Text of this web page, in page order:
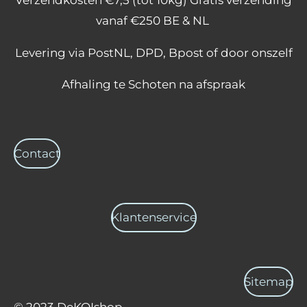
b
o
k
a
g
a
m
s
A
vanaf €250 BE & NL
Levering via PostNL, DPD, Bpost of door onszelf
Afhaling te Schoten na afspraak
Contact
Klantenservice
Sitemap